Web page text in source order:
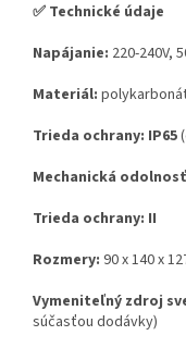
✅ Technické údaje
Napájanie: 220-240V,
Materiál:
Trieda ochrany: IP65
Mechanická
Trieda ochrany: II
Rozmery: 90 x 140 x
Vymeniteľný zdroj
súčasťou dodávky)